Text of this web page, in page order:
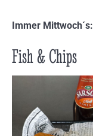
Immer Mittwoch´s:
Fish & Chips